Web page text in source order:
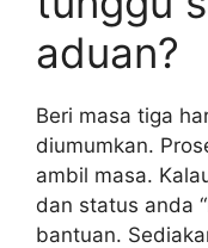
aduan?
Beri masa tiga
diumumkan.
ambil masa.
dan status anda
bantuan.